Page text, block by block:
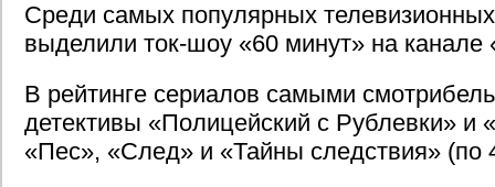
Среди самых популярных телевизионных
выделили ток-шоу «60 минут» на канале
В рейтинге сериалов самыми
детективы «Полицейский с Рублевки» и
«Пес», «След» и «Тайны следствия» (по